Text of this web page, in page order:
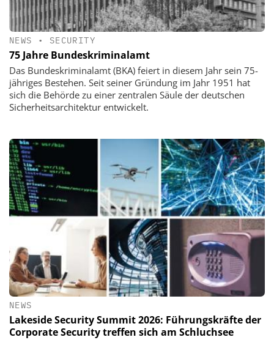
NEWS • SECURITY
75 Jahre Bundeskriminalamt
Das Bundeskriminalamt (BKA) feiert in diesem Jahr sein 75-
jähriges Bestehen. Seit seiner Gründung im Jahr 1951 hat
sich die Behörde zu einer zentralen Säule der deutschen
Sicherheitsarchitektur entwickelt.
NEWS
Lakeside Security Summit 2026: Führungskräfte der
Corporate Security treffen sich am Schluchsee